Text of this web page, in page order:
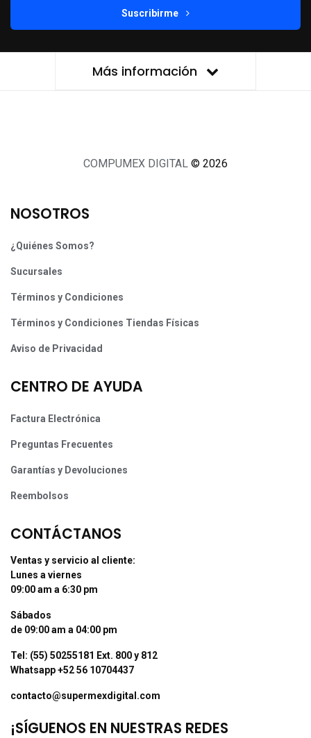
Suscribirme
Más información
COMPUMEX DIGITAL © 2026
NOSOTROS
¿Quiénes Somos?
Sucursales
Términos y Condiciones
Términos y Condiciones Tiendas Físicas
Aviso de Privacidad
CENTRO DE AYUDA
Factura Electrónica
Preguntas Frecuentes
Garantías y Devoluciones
Reembolsos
CONTÁCTANOS
Ventas y servicio al cliente:
Lunes a viernes
09:00 am a 6:30 pm
Sábados
de 09:00 am a 04:00 pm
Tel: (55) 50255181 Ext. 800 y 812
Whatsapp +52 56 10704437
contacto@supermexdigital.com
¡SÍGUENOS EN NUESTRAS REDES